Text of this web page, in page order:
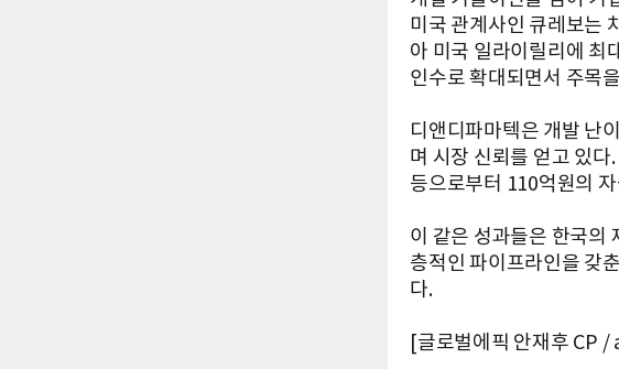
미국 관계사인 큐레보는
아 미국 일라이릴리에 최
인수로 확대되면서 주목
디앤디파마텍은 개발 난
며 시장 신뢰를 얻고 있
등으로부터 110억원의
이 같은 성과들은 한국의
층적인 파이프라인을 갖
다.
[글로벌에픽 안재후 CP